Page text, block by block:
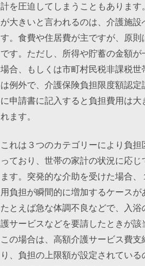
計を圧迫してしまうこともあります
が大きいと言われるのは、介護施設
す。食費や住居費が主ですが、原則
です。ただし、所得や貯蓄の金額が
場合、もしくは市町村民税非課税世
は例外で、介護保険負担限度額認定
に申請書に記入すると負担費用は大
れます。
これは３つのカテゴリーにより負担
っており、世帯の家計の状況に応じ
ます。突発的な介助を受けた場合、
用負担が瞬間的に増加するケースが
たとえば急な体調不良などで、入浴
護サービスなどを要請したときが該
この場合は、高額介護サービス費支
り、負担の上限額が設定されている